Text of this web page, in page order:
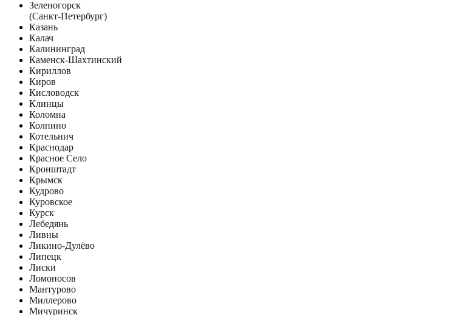
Зеленогорск
(Санкт-Петербург)
Казань
Калач
Калининград
Каменск-Шахтинский
Кириллов
Киров
Кисловодск
Клинцы
Коломна
Колпино
Котельнич
Краснодар
Красное Село
Кронштадт
Крымск
Кудрово
Куровское
Курск
Лебедянь
Ливны
Ликино-Дулёво
Липецк
Лиски
Ломоносов
Мантурово
Миллерово
Мичуринск